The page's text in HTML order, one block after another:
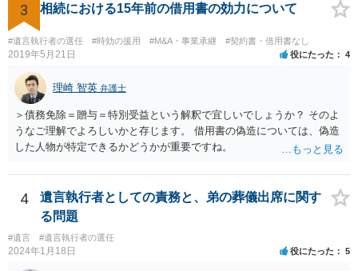
3 相続における15年前の借用書の効力について
#遺言執行者の選任 #時効の援用 #M&A・事業承継 #契約書・借用書なし
2019年5月21日 役にたった 4
理崎 智英 弁護士
＞債務免除＝贈与＝特別受益という解釈で宜しいでしょうか？ そのよ
うなご理解でよろしいかと存じます。 借用書の偽造については、偽造
した人物が特定できるかどうかが重要ですね。
4
遺言執行者としての責務と、弟の葬儀出席に関す
る問題
#遺言 #遺言執行者の選任
2024年1月18日 役にたった 5